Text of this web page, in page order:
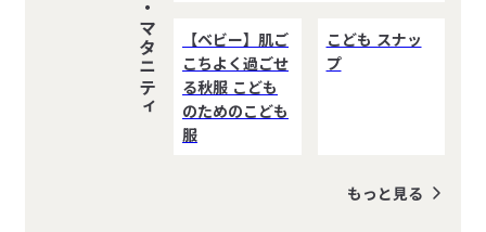
【ベビー】肌ご
こちよく過ごせ
る秋服 こども
のためのこども
服
こども スナッ
プ
もっと見る